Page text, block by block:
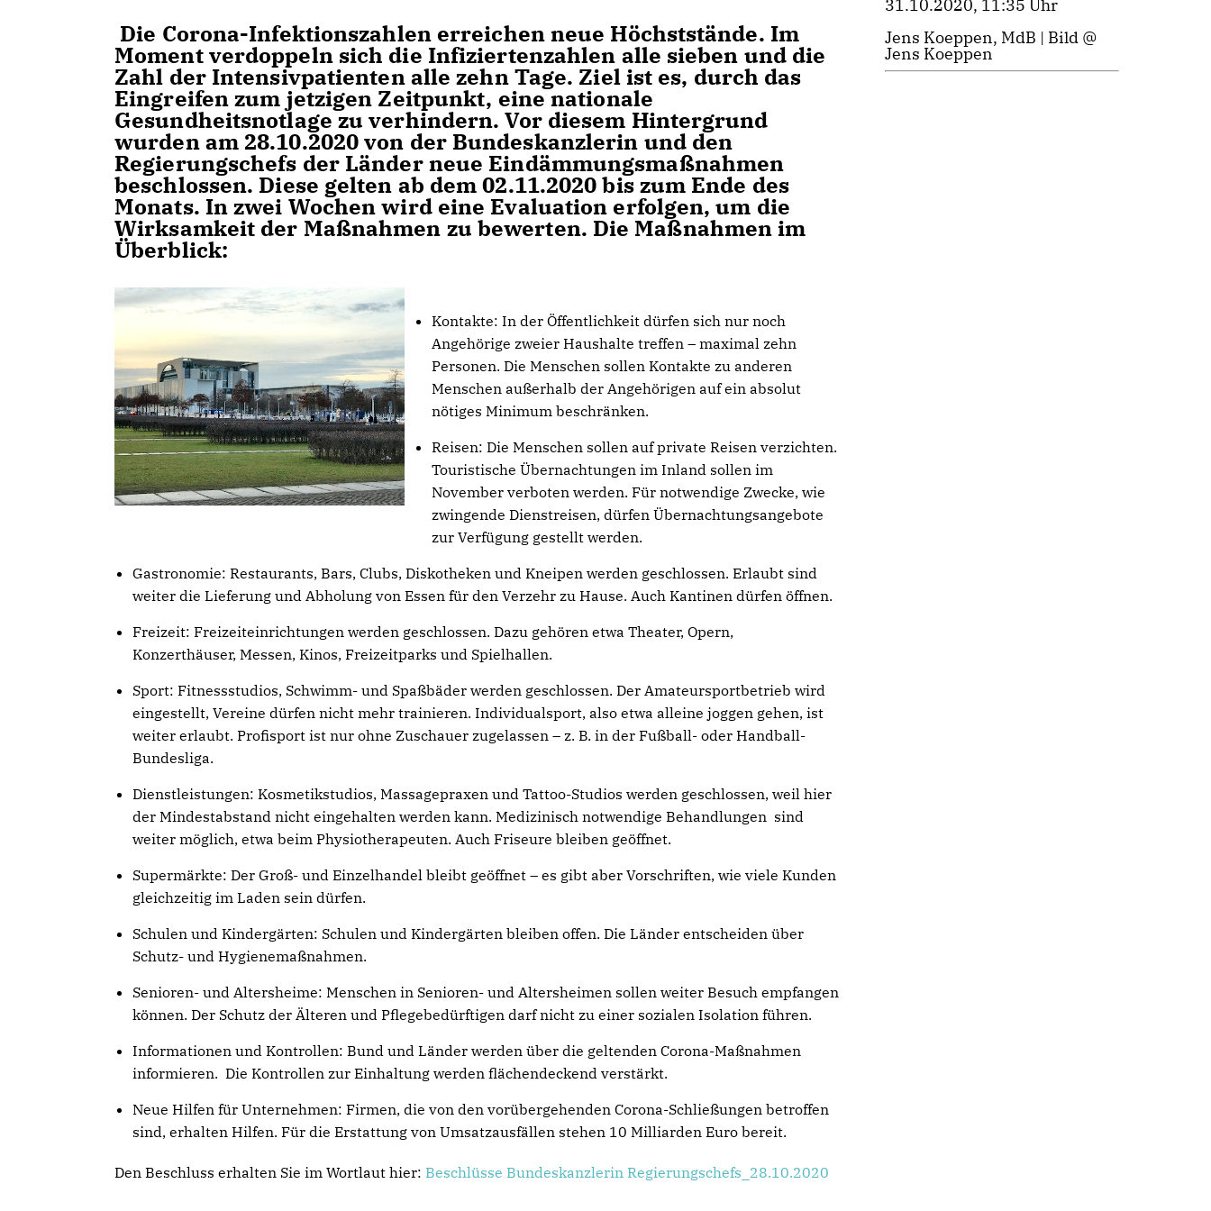
Die Corona-Infektionszahlen erreichen neue Höchststände. Im
Moment verdoppeln sich die Infiziertenzahlen alle sieben und die
Zahl der Intensivpatienten alle zehn Tage. Ziel ist es, durch das
Eingreifen zum jetzigen Zeitpunkt, eine nationale
Gesundheitsnotlage zu verhindern. Vor diesem Hintergrund
wurden am 28.10.2020 von der Bundeskanzlerin und den
Regierungschefs der Länder neue Eindämmungsmaßnahmen
beschlossen. Diese gelten ab dem 02.11.2020 bis zum Ende des
Monats. In zwei Wochen wird eine Evaluation erfolgen, um die
Wirksamkeit der Maßnahmen zu bewerten. Die Maßnahmen im
Überblick:
Kontakte: In der Öffentlichkeit dürfen sich nur noch
Angehörige zweier Haushalte treffen – maximal zehn
Personen. Die Menschen sollen Kontakte zu anderen
Menschen außerhalb der Angehörigen auf ein absolut
nötiges Minimum beschränken.
Reisen: Die Menschen sollen auf private Reisen verzichten.
Touristische Übernachtungen im Inland sollen im
November verboten werden. Für notwendige Zwecke, wie
zwingende Dienstreisen, dürfen Übernachtungsangebote
zur Verfügung gestellt werden.
Gastronomie: Restaurants, Bars, Clubs, Diskotheken und Kneipen werden geschlossen. Erlaubt sind
weiter die Lieferung und Abholung von Essen für den Verzehr zu Hause. Auch Kantinen dürfen öffnen.
Freizeit: Freizeiteinrichtungen werden geschlossen. Dazu gehören etwa Theater, Opern,
Konzerthäuser, Messen, Kinos, Freizeitparks und Spielhallen.
Sport: Fitnessstudios, Schwimm- und Spaßbäder werden geschlossen. Der Amateursportbetrieb wird
eingestellt, Vereine dürfen nicht mehr trainieren. Individualsport, also etwa alleine joggen gehen, ist
weiter erlaubt. Profisport ist nur ohne Zuschauer zugelassen – z. B. in der Fußball- oder Handball-
Bundesliga.
Dienstleistungen: Kosmetikstudios, Massagepraxen und Tattoo-Studios werden geschlossen, weil hier
der Mindestabstand nicht eingehalten werden kann. Medizinisch notwendige Behandlungen sind
weiter möglich, etwa beim Physiotherapeuten. Auch Friseure bleiben geöffnet.
Supermärkte: Der Groß- und Einzelhandel bleibt geöffnet – es gibt aber Vorschriften, wie viele Kunden
gleichzeitig im Laden sein dürfen.
Schulen und Kindergärten: Schulen und Kindergärten bleiben offen. Die Länder entscheiden über
Schutz- und Hygienemaßnahmen.
Senioren- und Altersheime: Menschen in Senioren- und Altersheimen sollen weiter Besuch empfangen
können. Der Schutz der Älteren und Pflegebedürftigen darf nicht zu einer sozialen Isolation führen.
Informationen und Kontrollen: Bund und Länder werden über die geltenden Corona-Maßnahmen
informieren. Die Kontrollen zur Einhaltung werden flächendeckend verstärkt.
Neue Hilfen für Unternehmen: Firmen, die von den vorübergehenden Corona-Schließungen betroffen
sind, erhalten Hilfen. Für die Erstattung von Umsatzausfällen stehen 10 Milliarden Euro bereit.
Den Beschluss erhalten Sie im Wortlaut hier: Beschlüsse Bundeskanzlerin Regierungschefs_28.10.2020
31.10.2020, 11:35 Uhr
Jens Koeppen, MdB | Bild @
Jens Koeppen